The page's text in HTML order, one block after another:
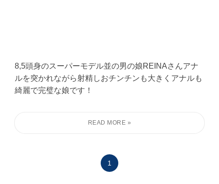
8,5頭身のスーパーモデル並の男の娘REINAさんアナ
ルを突かれながら射精しおチンチンも大きくアナルも
綺麗で完璧な娘です！
1